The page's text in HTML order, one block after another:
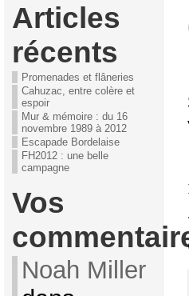
Articles
récents
Promenades et flâneries
Cahuzac, entre colère et
espoir
Mur & mémoire : du 16
novembre 1989 à 2012
Escapade Bordelaise
FH2012 : une belle
campagne
Vos
Noah Miller